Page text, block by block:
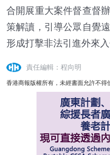
合開展重大案件督查督
策解讀，引導公眾自覺
形成打擊非法引進外來
責任編輯：程向明
香港商報版權所有，未經書面允許不得